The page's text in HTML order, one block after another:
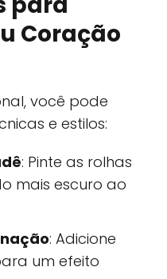
Coração
você pode
e estilos:
: Pinte as rolhas
mais escuro ao
: Adicione
um efeito